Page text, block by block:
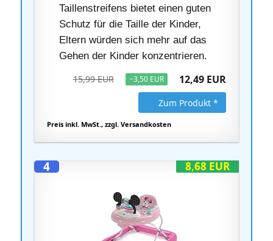
Taillenstreifens bietet einen guten
Schutz für die Taille der Kinder,
Eltern würden sich mehr auf das
Gehen der Kinder konzentrieren.
15,99 EUR −3,50 EUR 12,49 EUR
Zum Produkt *
Preis inkl. MwSt., zzgl. Versandkosten
8,68 EUR
4